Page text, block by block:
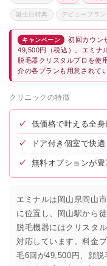
誕生日特典 デビュープラン
キャンペーン
初回カウン
49,500円（税込）。エミナ
脱毛器クリスタルプロを使
介の各プランも用意されて
クリニックの特徴
✓ 低価格で叶える全身
✓ ドア付き個室で快適
✓ 無料オプションが豊
エミナルは岡山県岡山
に位置し、岡山駅から
脱毛機器にはクリスタ
対応しています。料金
毛6回が49,500円、顔